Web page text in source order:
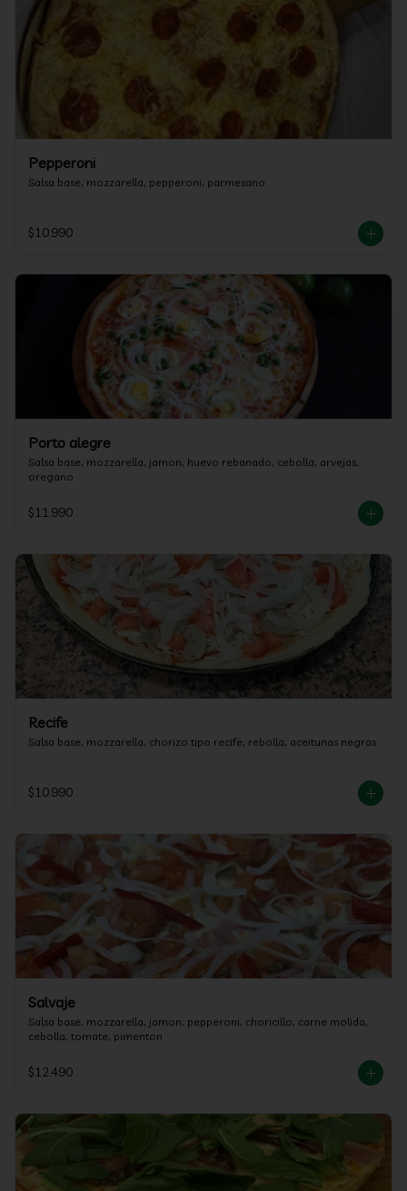
Pepperoni
Salsa base, mozzarella, pepperoni, parmesano
$10.990
Porto alegre
Salsa base, mozzarella, jamon, huevo rebanado, cebolla, arvejas,
oregano
$11.990
Recife
Salsa base, mozzarella, chorizo tipo recife, rebolla, aceitunas negras
$10.990
Salvaje
Salsa base, mozzarella, jamon, pepperoni, choricillo, carne molida,
cebolla, tomate, pimenton
$12.490